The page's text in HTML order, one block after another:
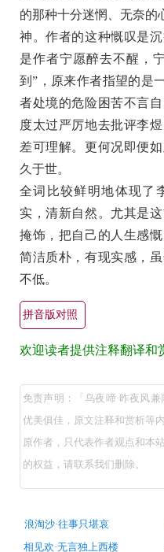
的那种十分迷惘、无奈的
神。作者的这种慨叹是
是作者宁愿醉去不醒，
到”，原来作者指望的是
者处境的危险困苦不言
度太过严厉地去批评李
差可理解。更何况即便
久于世。
全词比较鲜明地体现了
实，清新自然。尤其是
掩饰，把自己的人生感
简洁质朴，有现实感，
不低。
拼音版对照
欢迎读者提供注释翻译和
乌
夜
啼
昨
风
兼
免责声明：「乌夜啼·昨夜风
优美俱佳，原文注释和赏析等
原作者，只代表作者观点和本
的权益，请联系我们删除。
古
词
浪淘沙·往事只堪哀
相见欢·无言独上西楼